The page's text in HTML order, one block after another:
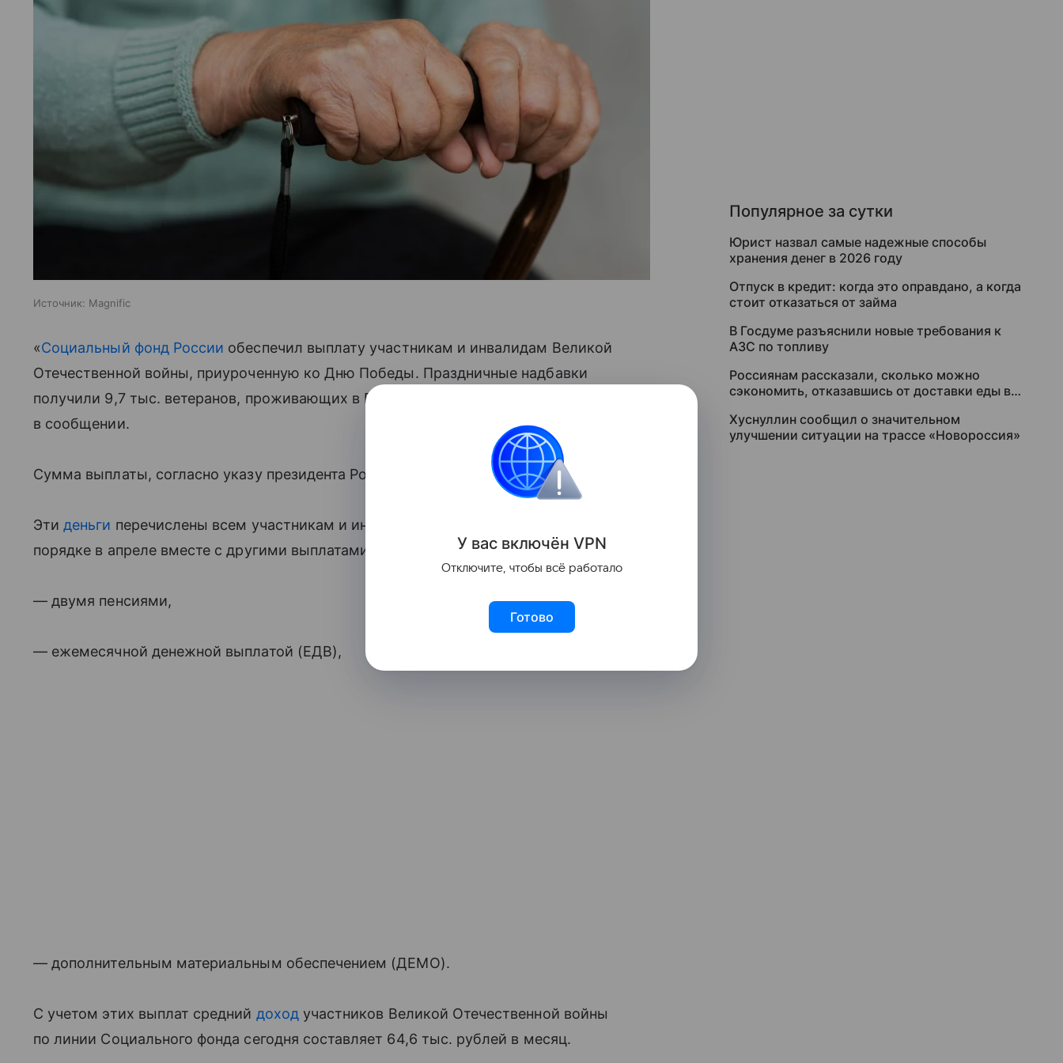
Источник: Magnific
«Социальный фонд России обеспечил выплату участникам и инвалидам Великой
Отечественной войны, приуроченную ко Дню Победы. Праздничные надбавки
получили 9,7 тыс. ветеранов, проживающих в России и Прибалтике», — отмечается
в сообщении.
Сумма выплаты, согласно указу президента России, составляет 10 тысяч рублей.
Этиденьги перечислены всем участникам и инвалидам войны в беззаявительном
порядке в апреле вместе с другими выплатами:
— двумя пенсиями,
— ежемесячной денежной выплатой (ЕДВ),
— дополнительным материальным обеспечением (ДЕМО).
С учетом этих выплат средний доходучастников Великой Отечественной войны
по линии Социального фонда сегодня составляет 64,6 тыс. рублей в месяц.
Популярное за сутки
Юрист назвал самые надежные способы
хранения денег в 2026 году
Отпуск в кредит: когда это оправдано, а когда
стоит отказаться от займа
В Госдуме разъяснили новые требования к
АЗС по топливу
Россиянам рассказали, сколько можно
сэкономить, отказавшись от доставки еды в
Хуснуллин сообщил о значительном
улучшении ситуации на трассе «Новороссия»
У вас включён VPN
Отключите, чтобы всё работало
Готово